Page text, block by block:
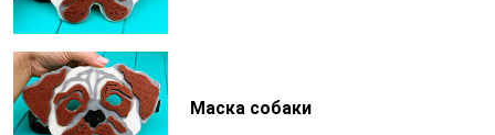
Маска собаки